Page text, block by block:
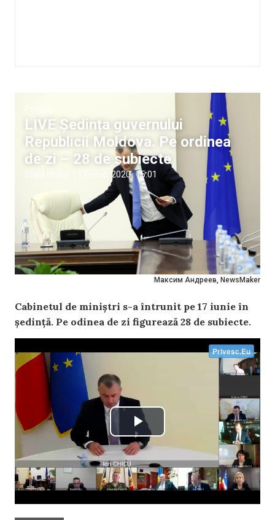
Максим Андреев, NewsMaker
LIVE Ședința guvernului
Republicii Moldova. Pe ordinea
de zi – 28 de subiecte
17 iunie, 2020 15:01
Cabinetul de miniștri s-a întrunit pe 17 iunie în
ședință. Pe odinea de zi figurează 28 de subiecte.